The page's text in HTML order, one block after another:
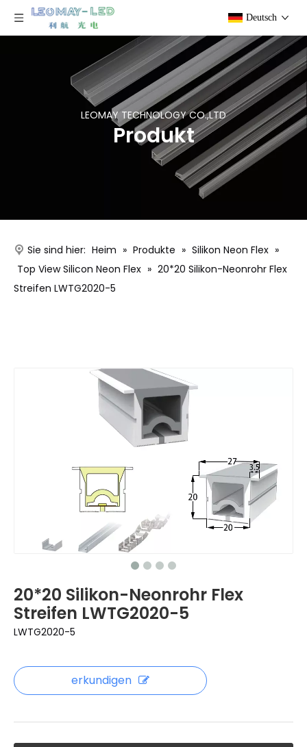
Deutsch
LEOMAY TECHNOLOGY CO.,LTD
Produkt
Sie sind hier: Heim » Produkte » Silikon Neon Flex »
Top View Silicon Neon Flex » 20*20 Silikon-Neonrohr Flex
Streifen LWTG2020-5
20*20 Silikon-Neonrohr Flex
Streifen LWTG2020-5
LWTG2020-5
erkundigen